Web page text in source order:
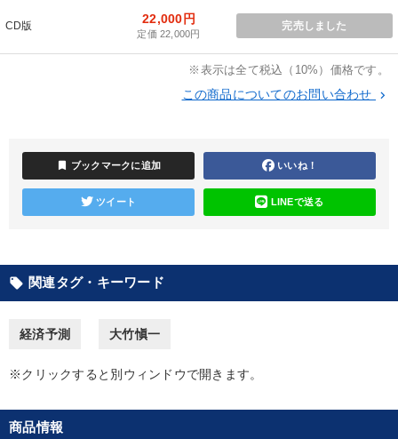
キーワード
※「更新」を押すと「テーマ」「キーワード」を更新いただけます。
ondemand_video 経営音声・動画を探す refresh 更新する
しいただけます
カテゴリー
タル版（音声／動画ストリーミング・ダウンロード）
CD版 22,000円
定価 22,000円
完売しました
※表示は全て税込（10%）価格です。
この商品についてのお問い合わせ keyboard_arrow_right
bookmark ブックマークに追加 いいね！
ツイート LINEで送る
local_offer 関連タグ・キーワード
経済予測 大竹愼一
※クリックすると別ウィンドウで開きます。
商品情報